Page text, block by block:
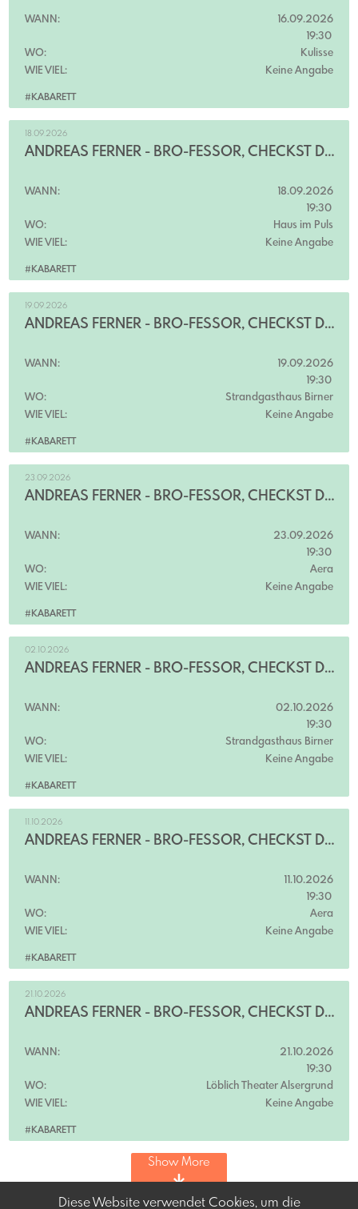
#KABARETT
WANN:
16.09.2026
19:30
WO:
Kulisse
WIE VIEL:
Keine Angabe
#KABARETT
18.09.2026
ANDREAS FERNER - BRO-FESSOR, CHECKST DU?!
WANN:
18.09.2026
19:30
WO:
Haus im Puls
WIE VIEL:
Keine Angabe
#KABARETT
19.09.2026
ANDREAS FERNER - BRO-FESSOR, CHECKST DU?!
WANN:
19.09.2026
19:30
WO:
Strandgasthaus Birner
WIE VIEL:
Keine Angabe
#KABARETT
23.09.2026
ANDREAS FERNER - BRO-FESSOR, CHECKST DU?!
WANN:
23.09.2026
19:30
WO:
Aera
WIE VIEL:
Keine Angabe
#KABARETT
02.10.2026
ANDREAS FERNER - BRO-FESSOR, CHECKST DU?!
WANN:
02.10.2026
19:30
WO:
Strandgasthaus Birner
WIE VIEL:
Keine Angabe
#KABARETT
11.10.2026
ANDREAS FERNER - BRO-FESSOR, CHECKST DU?!
WANN:
11.10.2026
19:30
WO:
Aera
WIE VIEL:
Keine Angabe
#KABARETT
21.10.2026
ANDREAS FERNER - BRO-FESSOR, CHECKST DU?!
WANN:
21.10.2026
19:30
WO:
Löblich Theater Alsergrund
WIE VIEL:
Keine Angabe
Show More
Diese Website verwendet Cookies, um die